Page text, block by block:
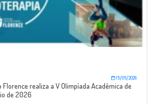
15/05/2026
realiza a V Olimpíada Acadêmica de
de 2026